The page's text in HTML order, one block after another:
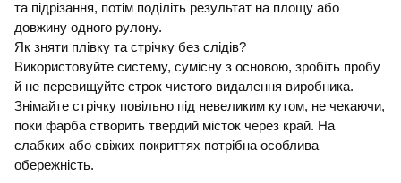
та підрізання, потім поділіть результат на площу або
довжину одного рулону.
Як зняти плівку та стрічку без слідів?
Використовуйте систему, сумісну з основою, зробіть пробу
й не перевищуйте строк чистого видалення виробника.
Знімайте стрічку повільно під невеликим кутом, не чекаючи,
поки фарба створить твердий місток через край. На
слабких або свіжих покриттях потрібна особлива
обережність.